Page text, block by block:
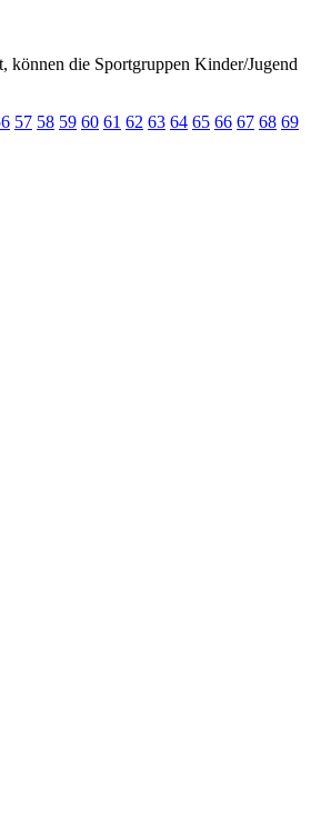
können die Sportgruppen Kinder/Jugend
57 58 59 60 61 62 63 64 65 66 67 68 69